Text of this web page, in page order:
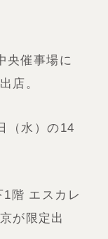
央催事場に
店。
（水）の14
階 エスカレ
が限定出